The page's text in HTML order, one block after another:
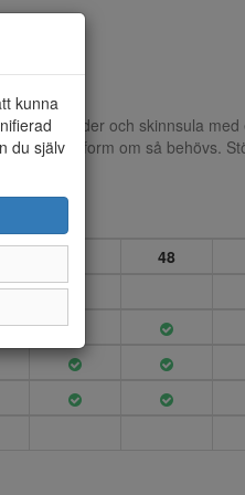
innerfoder och skinnsula
passform om så behövs.
48
kunna
du själv